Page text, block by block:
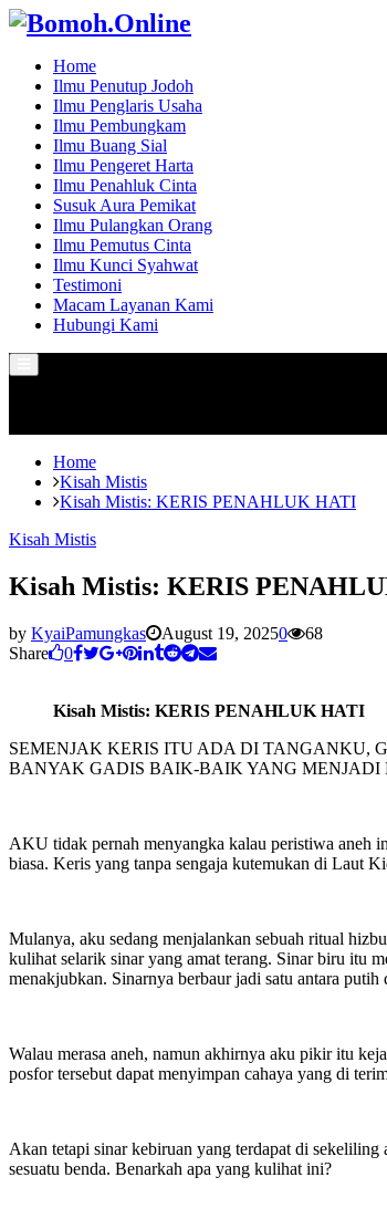
Home
Ilmu Penutup Jodoh
Ilmu Penglaris Usaha
Ilmu Pembungkam
Ilmu Buang Sial
Ilmu Pengeret Harta
Ilmu Penahluk Cinta
Susuk Aura Pemikat
Ilmu Pulangkan Orang
Ilmu Pemutus Cinta
Ilmu Kunci Syahwat
Testimoni
Macam Layanan Kami
Hubungi Kami
Menu
Home
Kisah Mistis
Kisah Mistis: KERIS PENAHLUK HATI
Kisah Mistis
Kisah Mistis: KERIS
by KyaiPamungkas August 19, 20250
68
Share
0
Kisah Mistis: KERIS PENAHLUK HATI
SEMENJAK KERIS ITU ADA DI TANGANKU,
BANYAK GADIS BAIK-BAIK YANG
AKU tidak pernah menyangka kalau peristiwa aneh
biasa. Keris yang tanpa sengaja kutemukan di Laut
Mulanya, aku sedang menjalankan sebuah ritual
kulihat selarik sinar yang amat terang. Sinar biru itu
menakjubkan. Sinarnya berbaur jadi satu antara putih
Walau merasa aneh, namun akhirnya aku pikir itu
posfor tersebut dapat menyimpan cahaya yang di
Akan tetapi sinar kebiruan yang terdapat di
sesuatu benda. Benarkah apa yang kulihat ini?